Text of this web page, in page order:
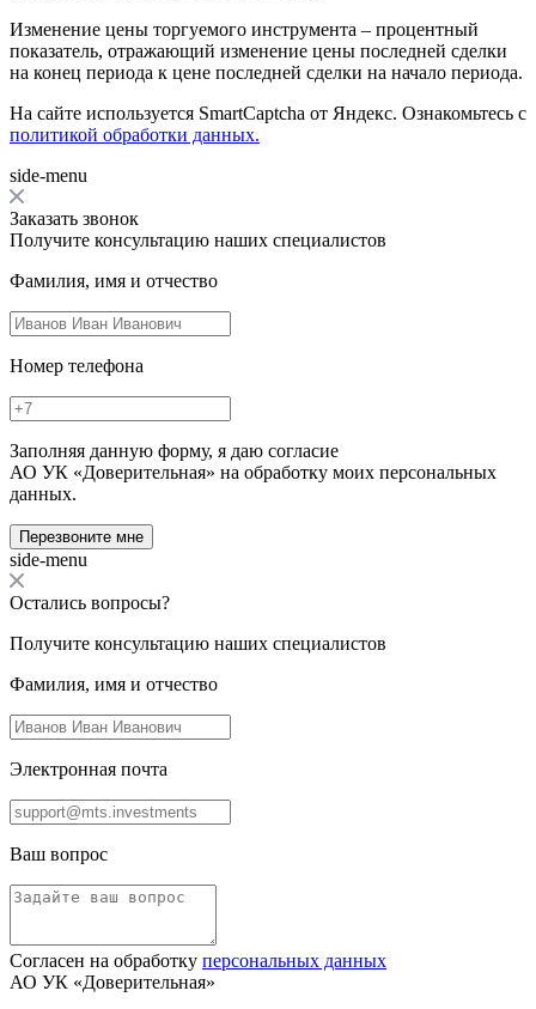
Изменение цены торгуемого инструмента – процентный
показатель, отражающий изменение цены последней сделки
на конец периода к цене последней сделки на начало периода.
На сайте используется SmartCaptcha от Яндекс. Ознакомьтесь с
политикой обработки данных.
side-menu
Заказать звонок
Получите консультацию наших специалистов
Фамилия, имя и отчество
Номер телефона
Заполняя данную форму, я даю согласие
АО УК «Доверительная» на обработку моих персональных
данных.
Перезвоните мне
side-menu
Остались вопросы?
Получите консультацию наших специалистов
Фамилия, имя и отчество
Электронная почта
Ваш вопрос
Согласен на обработку персональных данных
АО УК «Доверительная»